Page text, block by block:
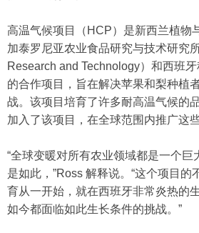
高温气候项目（HCP）是新西兰植物
加泰罗尼亚农业食品研究与技术研究
Research and Technology）和西班
的合作项目，旨在解决苹果和梨种植
战。该项目培育了许多耐高温气候的
加入了该项目，在全球范围内推广这
“全球变暖对所有农业领域都是一个巨
是如此，”Ross 解释说。“这个项目的
育从一开始，就在西班牙非常炎热的
如今都面临如此生长条件的挑战。”